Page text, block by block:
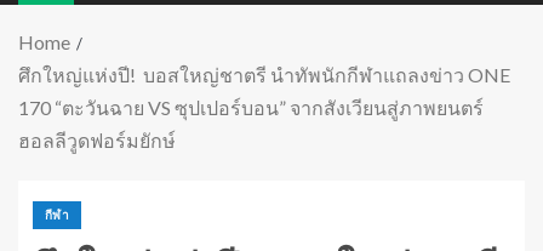
Home
ศึกใหญ่แห่งปี! บอสใหญ่ชาตรี นำทัพนักกีฬาแถลงข่าว ONE
170 “ตะวันฉาย VS ซุปเปอร์บอน” จากสังเวียนสู่ภาพยนตร์
ฮอลลีวูดฟอร์มยักษ์
กีฬา